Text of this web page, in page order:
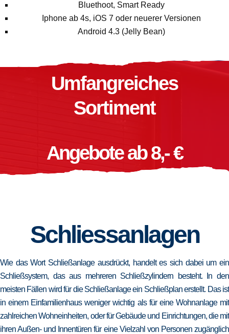
Bluethoot, Smart Ready
Iphone ab 4s, iOS 7 oder neuerer Versionen
Android 4.3 (Jelly Bean)
Umfangreiches
Sortiment
Angebote ab 8,- €
Schliessanlagen
Wie das Wort Schließanlage ausdrückt, handelt es sich dabei um ein
Schließsystem, das aus mehreren Schließzylindern besteht. In den
meisten Fällen wird für die Schließanlage ein Schließplan erstellt. Das ist
in einem Einfamilienhaus weniger wichtig als für eine Wohnanlage mit
zahlreichen Wohneinheiten, oder für Gebäude und Einrichtungen, die mit
ihren Außen- und Innentüren für eine Vielzahl von Personen zugänglich